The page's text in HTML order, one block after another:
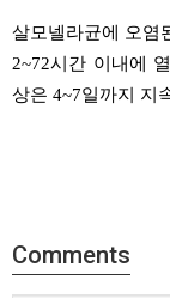
살모넬라균에 오염
2~72시간 이내에 열
상은 4~7일까지 지
Comments